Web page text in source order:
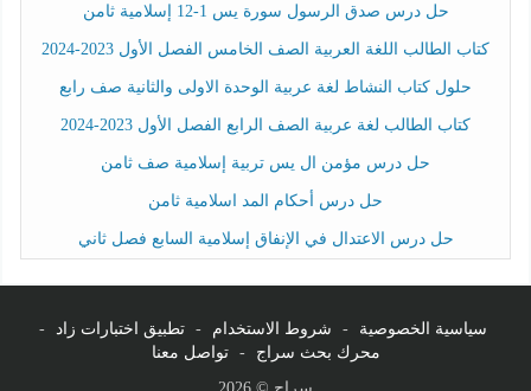
حل درس صدق الرسول سورة يس 1-12 إسلامية ثامن
كتاب الطالب اللغة العربية الصف الخامس الفصل الأول 2023-2024
حلول كتاب النشاط لغة عربية الوحدة الاولى والثانية صف رابع
كتاب الطالب لغة عربية الصف الرابع الفصل الأول 2023-2024
حل درس مؤمن ال يس تربية إسلامية صف ثامن
حل درس أحكام المد اسلامية ثامن
حل درس الاعتدال في الإنفاق إسلامية السابع فصل ثاني
سياسية الخصوصية - شروط الاستخدام - تطبيق اختبارات زاد
-
محرك بحث سراج
-
تواصل معنا